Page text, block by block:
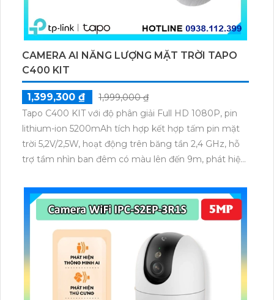
CAMERA AI NĂNG LƯỢNG MẶT TRỜI TAPO
C400 KIT
1,399,300 ₫
1,999,000 ₫
Tapo C400 KIT với độ phân giải Full HD 1080P, pin
lithium-ion 5200mAh tích hợp kết hợp tấm pin mặt
trời 5,2V/2,5W, hoạt động trên băng tần 2,4 GHz, hỗ
trợ tầm nhìn ban đêm có màu lên đến 9m, phát hiện
dữ liệu qua thẻ microSD lên đến 512GB.